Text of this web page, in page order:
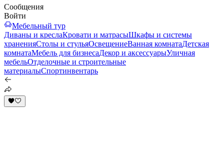
Сообщения
Войти
Мебельный тур
Диваны и креслаКровати и матрасыШкафы и системы
храненияСтолы и стульяОсвещениеВанная комнатаДетская
комнатаМебель для бизнесаДекор и аксессуарыУличная
мебельОтделочные и строительные
материалыСпортинвентарь